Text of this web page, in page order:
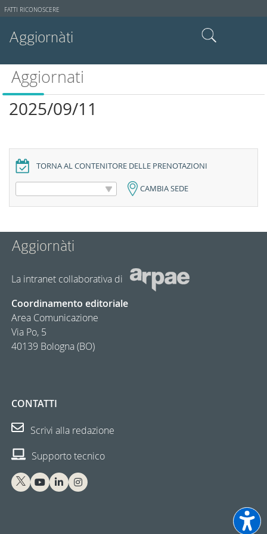
Strumenti
FATTI RICONOSCERE
Aggiornàti
Cerca nel sito
Ricerca avanzata…
Aggiornati
2025/09/11
TORNA AL CONTENITORE DELLE PRENOTAZIONI
CAMBIA SEDE
Aggiornàti
La intranet collaborativa di
Coordinamento editoriale
Area Comunicazione
Via Po, 5
40139 Bologna (BO)
CONTATTI
Scrivi alla redazione
Supporto tecnico